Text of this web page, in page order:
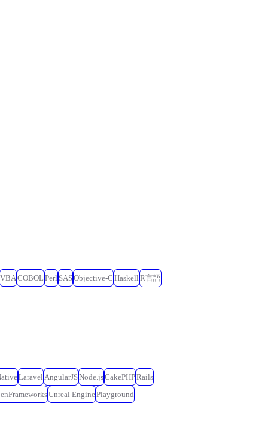
VBA COBOL Perl SASObjective-C Haskell R言語
Laravel AngularJSNode.jsCakePHPRails
Unreal EnginePlayground